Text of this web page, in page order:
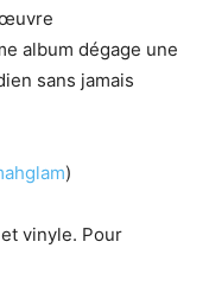
œuvre
album dégage une
sans jamais
)
vinyle. Pour